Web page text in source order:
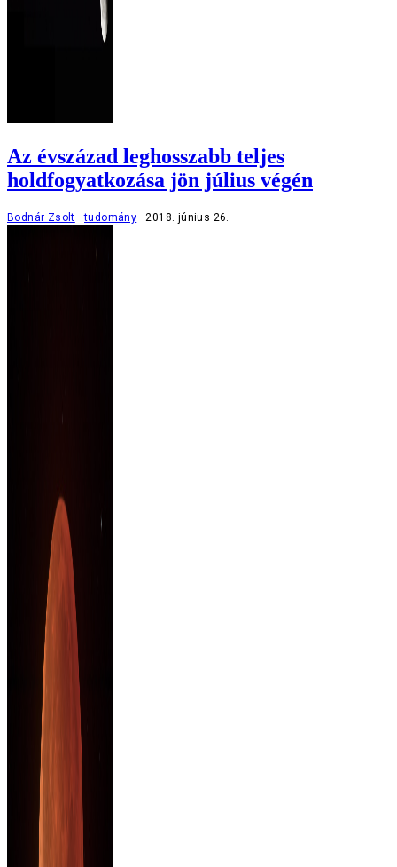
Az évszázad leghosszabb teljes
holdfogyatkozása jön július végén
Bodnár Zsolt tudomány 2018. június 26.